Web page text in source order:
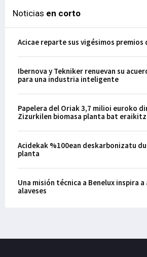
Noticias en corto
Acicae reparte sus vigésimos premios
Ibernova y Tekniker renuevan su
para una industria inteligente
Papelera del Oriak 3,7 milioi euroko
Zizurkilen biomasa planta bat
Acidekak %100ean deskarbonizatu
planta
Una misión técnica a Benelux inspira
alaveses